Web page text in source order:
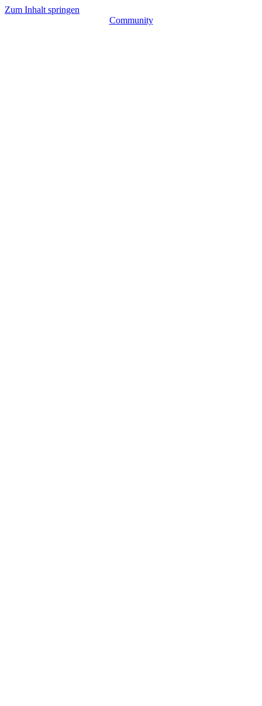
Zum Inhalt springen
Community